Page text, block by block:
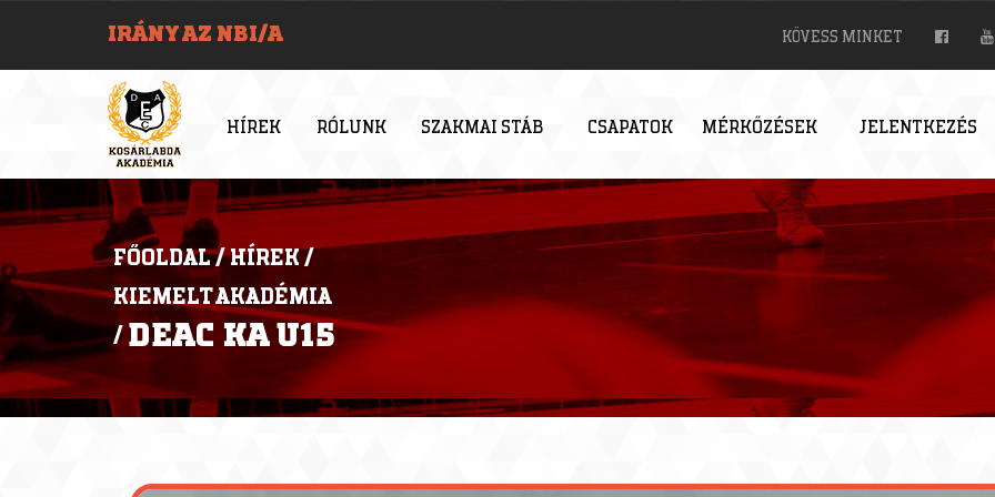
IRÁNY AZ NBI/A KÖVESS MINKET
HÍREK RÓLUNK SZAKMAI STÁB CSAPATOK MÉRKŐZÉSEK JELENTKEZÉS
FŐOLDAL / HÍREK /
KIEMELT AKADÉMIA
/ DEAC KA U15